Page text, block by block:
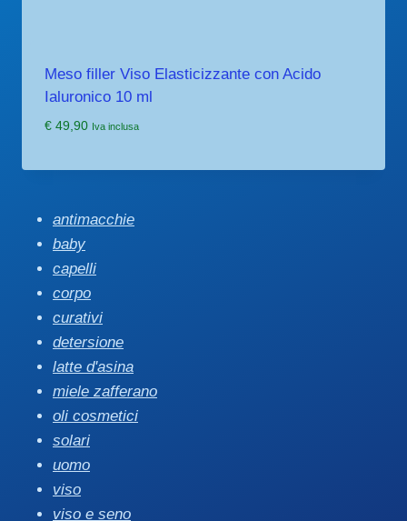
Meso filler Viso Elasticizzante con Acido
Ialuronico 10 ml
€49,90 Iva inclusa
antimacchie
baby
capelli
corpo
curativi
detersione
latte d'asina
miele zafferano
oli cosmetici
solari
uomo
viso
viso e seno